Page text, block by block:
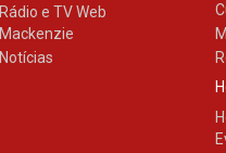
Rádio e TV Web
Mackenzie
Notícias